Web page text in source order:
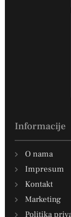
Informacije
O nama
Impresum
Kontakt
Marketing
Politika